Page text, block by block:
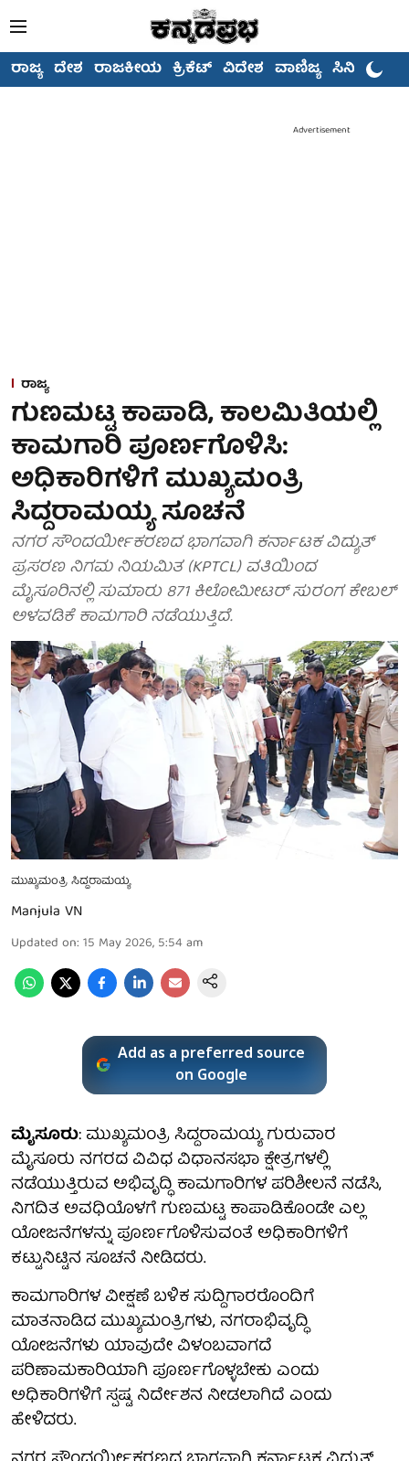
ರಾಜ್ಯ ದೇಶ ರಾಜಕೀಯ ಕ್ರಿಕೆಟ್ ವಿದೇಶ ವಾಣಿಜ್ಯ ಸಿನಿಮಾ
Advertisement
ರಾಜ್ಯ
ಗುಣಮಟ್ಟ ಕಾಪಾಡಿ, ಕಾಲಮಿತಿಯಲ್ಲಿ
ಕಾಮಗಾರಿ ಪೂರ್ಣಗೊಳಿಸಿ:
ಅಧಿಕಾರಿಗಳಿಗೆ ಮುಖ್ಯಮಂತ್ರಿ
ಸಿದ್ದರಾಮಯ್ಯ ಸೂಚನೆ
ನಗರ ಸೌಂದರ್ಯೀಕರಣದ ಭಾಗವಾಗಿ ಕರ್ನಾಟಕ ವಿದ್ಯುತ್
ಪ್ರಸರಣ ನಿಗಮ ನಿಯಮಿತ (KPTCL) ವತಿಯಿಂದ
ಮೈಸೂರಿನಲ್ಲಿ ಸುಮಾರು 871 ಕಿಲೋಮೀಟರ್ ಸುರಂಗ ಕೇಬಲ್
ಅಳವಡಿಕೆ ಕಾಮಗಾರಿ ನಡೆಯುತ್ತಿದೆ.
ಮುಖ್ಯಮಂತ್ರಿ ಸಿದ್ದರಾಮಯ್ಯ
Manjula VN
Updated on: 15 May 2026, 5:54 am
Add as a preferred source
on Google
ಮೈಸೂರು: ಮುಖ್ಯಮಂತ್ರಿ ಸಿದ್ದರಾಮಯ್ಯ ಗುರುವಾರ
ಮೈಸೂರು ನಗರದ ವಿವಿಧ ವಿಧಾನಸಭಾ ಕ್ಷೇತ್ರಗಳಲ್ಲಿ
ನಡೆಯುತ್ತಿರುವ ಅಭಿವೃದ್ಧಿ ಕಾಮಗಾರಿಗಳ ಪರಿಶೀಲನೆ ನಡೆಸಿ,
ನಿಗದಿತ ಅವಧಿಯೊಳಗೆ ಗುಣಮಟ್ಟ ಕಾಪಾಡಿಕೊಂಡೇ ಎಲ್ಲ
ಯೋಜನೆಗಳನ್ನು ಪೂರ್ಣಗೊಳಿಸುವಂತೆ ಅಧಿಕಾರಿಗಳಿಗೆ
ಕಟ್ಟುನಿಟ್ಟಿನ ಸೂಚನೆ ನೀಡಿದರು.
ಕಾಮಗಾರಿಗಳ ವೀಕ್ಷಣೆ ಬಳಿಕ ಸುದ್ದಿಗಾರರೊಂದಿಗೆ
ಮಾತನಾಡಿದ ಮುಖ್ಯಮಂತ್ರಿಗಳು, ನಗರಾಭಿವೃದ್ಧಿ
ಯೋಜನೆಗಳು ಯಾವುದೇ ವಿಳಂಬವಾಗದೆ
ಪರಿಣಾಮಕಾರಿಯಾಗಿ ಪೂರ್ಣಗೊಳ್ಳಬೇಕು ಎಂದು
ಅಧಿಕಾರಿಗಳಿಗೆ ಸ್ಪಷ್ಟ ನಿರ್ದೇಶನ ನೀಡಲಾಗಿದೆ ಎಂದು
ಹೇಳಿದರು.